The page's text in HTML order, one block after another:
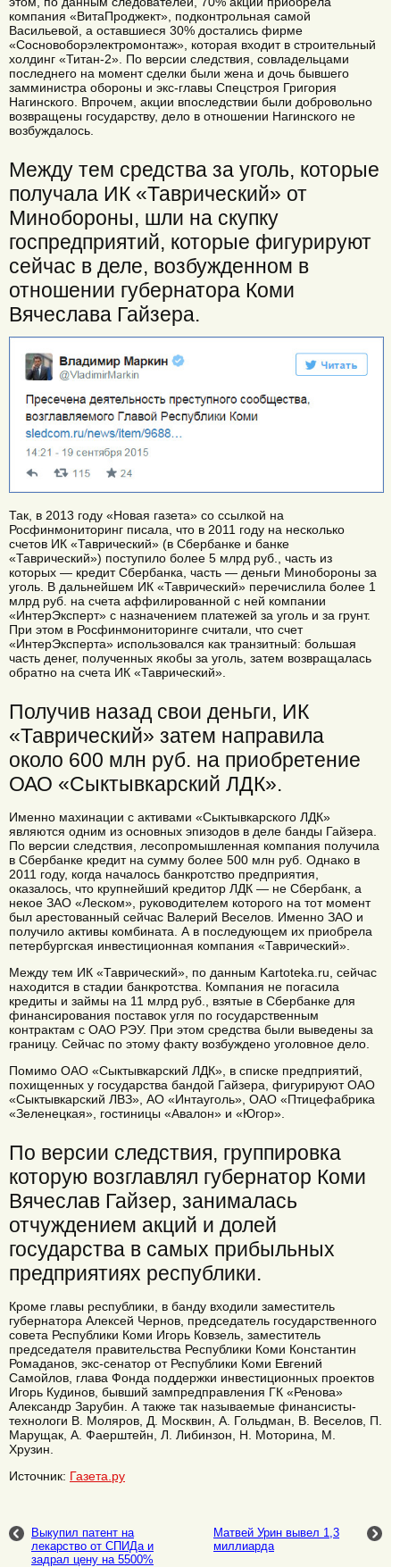
компания «ВитаПроджект», подконтрольная самой
Васильевой, а оставшиеся 30% достались фирме
«Сосновоборэлектромонтаж», которая входит в строительный
холдинг «Титан-2». По версии следствия, совладельцами
последнего на момент сделки были жена и дочь бывшего
замминистра обороны и экс-главы Спецстроя Григория
Нагинского. Впрочем, акции впоследствии были добровольно
возвращены государству, дело в отношении Нагинского не
возбуждалось.
Между тем средства за уголь, которые
получала ИК «Таврический» от
Минобороны, шли на скупку
госпредприятий, которые фигурируют
сейчас в деле, возбужденном в
отношении губернатора Коми
Вячеслава Гайзера.
Так, в 2013 году «Новая газета» со ссылкой на
Росфинмониторинг писала, что в 2011 году на несколько
счетов ИК «Таврический» (в Сбербанке и банке
«Таврический») поступило более 5 млрд руб., часть из
которых — кредит Сбербанка, часть — деньги Минобороны за
уголь. В дальнейшем ИК «Таврический» перечислила более 1
млрд руб. на счета аффилированной с ней компании
«ИнтерЭксперт» с назначением платежей за уголь и за грунт.
При этом в Росфинмониторинге считали, что счет
«ИнтерЭксперта» использовался как транзитный: большая
часть денег, полученных якобы за уголь, затем возвращалась
обратно на счета ИК «Таврический».
Получив назад свои деньги, ИК
«Таврический» затем направила
около 600 млн руб. на приобретение
ОАО «Сыктывкарский ЛДК».
Именно махинации с активами «Сыктывкарского ЛДК»
являются одним из основных эпизодов в деле банды Гайзера.
По версии следствия, лесопромышленная компания получила
в Сбербанке кредит на сумму более 500 млн руб. Однако в
2011 году, когда началось банкротство предприятия,
оказалось, что крупнейший кредитор ЛДК — не Сбербанк, а
некое ЗАО «Леском», руководителем которого на тот момент
был арестованный сейчас Валерий Веселов. Именно ЗАО и
получило активы комбината. А в последующем их приобрела
петербургская инвестиционная компания «Таврический».
Между тем ИК «Таврический», по данным Kartoteka.ru, сейчас
находится в стадии банкротства. Компания не погасила
кредиты и займы на 11 млрд руб., взятые в Сбербанке для
финансирования поставок угля по государственным
контрактам с ОАО РЭУ. При этом средства были выведены за
границу. Сейчас по этому факту возбуждено уголовное дело.
Помимо ОАО «Сыктывкарский ЛДК», в списке предприятий,
похищенных у государства бандой Гайзера, фигурируют ОАО
«Сыктывкарский ЛВЗ», АО «Интауголь», ОАО «Птицефабрика
«Зеленецкая», гостиницы «Авалон» и «Югор».
По версии следствия, группировка
которую возглавлял губернатор Коми
Вячеслав Гайзер, занималась
отчуждением акций и долей
государства в самых прибыльных
предприятиях республики.
Кроме главы республики, в банду входили заместитель
губернатора Алексей Чернов, председатель государственного
совета Республики Коми Игорь Ковзель, заместитель
председателя правительства Республики Коми Константин
Ромаданов, экс-сенатор от Республики Коми Евгений
Самойлов, глава Фонда поддержки инвестиционных проектов
Игорь Кудинов, бывший зампредправления ГК «Ренова»
Александр Зарубин. А также так называемые финансисты-
технологи В. Моляров, Д. Москвин, А. Гольдман, В. Веселов, П.
Марущак, А. Фаерштейн, Л. Либинзон, Н. Моторина, М.
Хрузин.
Источник: Газета.ру
Выкупил патент на
лекарство от СПИДа и
задрал цену на 5500%
Матвей Урин вывел 1,3
миллиарда